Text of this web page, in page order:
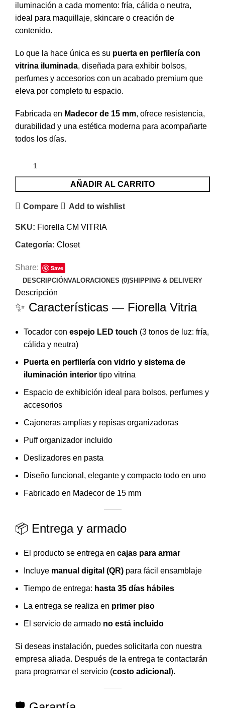
iluminación a cada momento: fría, cálida o neutra,
ideal para maquillaje, skincare o creación de
contenido.
Lo que la hace única es su puerta en perfilería con
vitrina iluminada, diseñada para exhibir bolsos,
perfumes y accesorios con un acabado premium que
eleva por completo tu espacio.
Fabricada en Madecor de 15 mm, ofrece resistencia,
durabilidad y una estética moderna para acompañarte
todos los días.
AÑADIR AL CARRITO
Compare Add to wishlist
SKU: Fiorella CM VITRIA
Categoría: Closet
Share:
Save
DESCRIPCIÓNVALORACIONES (0)SHIPPING & DELIVERY
Descripción
✨ Características — Fiorella Vitria
Tocador con espejo LED touch (3 tonos de luz: fría,
cálida y neutra)
Puerta en perfilería con vidrio y sistema de
iluminación interior tipo vitrina
Espacio de exhibición ideal para bolsos, perfumes y
accesorios
Cajoneras amplias y repisas organizadoras
Puff organizador incluido
Deslizadores en pasta
Diseño funcional, elegante y compacto todo en uno
Fabricado en Madecor de 15 mm
📦 Entrega y armado
El producto se entrega en cajas para armar
Incluye manual digital (QR) para fácil ensamblaje
Tiempo de entrega: hasta 35 días hábiles
La entrega se realiza en primer piso
El servicio de armado no está incluido
Si deseas instalación, puedes solicitarla con nuestra
empresa aliada. Después de la entrega te contactarán
para programar el servicio (costo adicional ).